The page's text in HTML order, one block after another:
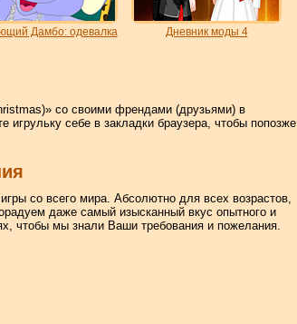
Дамбо: одевалка Дневник моды 4
со своими френдами (друзьями) в
игрульку себе в закладки браузера, чтобы попозже
со всего мира. Абсолютно для всех возрастов,
даже самый изысканный вкус опытного и
чтобы мы знали Ваши требования и пожелания.